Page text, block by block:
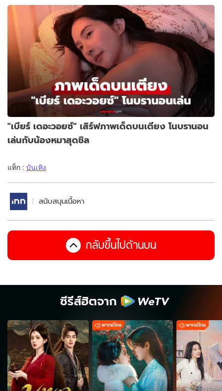
"เบียร์ เดอะวอยซ์" เสิร์ฟภาพเด็ดบนเตียง โนบรานอน
เล่นกับน้องหมาสุดชิล
แท็ก : บันเทิง
สนับสนุนเนื้อหา
กลับขึ้นไปด้านบน
ซีรีส์ฮิตจาก